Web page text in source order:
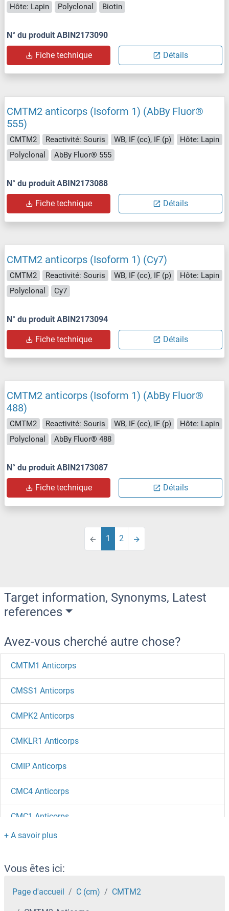
Hôte: Lapin Polyclonal Biotin
N° du produit ABIN2173090
Fiche technique Détails
CMTM2 anticorps (Isoform 1) (AbBy Fluor®
555)
CMTM2 Reactivité: Souris WB, IF (cc), IF (p)
Hôte: Lapin
Polyclonal
AbBy Fluor® 555
N° du produit ABIN2173088
Fiche technique Détails
CMTM2 anticorps (Isoform 1) (Cy7)
CMTM2 Reactivité: Souris WB, IF (cc), IF (p)
Hôte: Lapin
Polyclonal
Cy7
N° du produit ABIN2173094
Fiche technique Détails
CMTM2 anticorps (Isoform 1) (AbBy Fluor®
488)
CMTM2 Reactivité: Souris WB, IF (cc), IF (p)
Hôte: Lapin
Polyclonal
AbBy Fluor® 488
N° du produit ABIN2173087
Fiche technique Détails
1 2
Target information, Synonyms, Latest
references
Avez-vous cherché autre chose?
CMTM1 Anticorps
CMSS1 Anticorps
CMPK2 Anticorps
CMKLR1 Anticorps
CMIP Anticorps
CMC4 Anticorps
CMC1 Anticorps
CMBL Anticorps
CMAS Anticorps
CMA1 Anticorps
Vous êtes ici:
Page d'accueil C (cm) CMTM2